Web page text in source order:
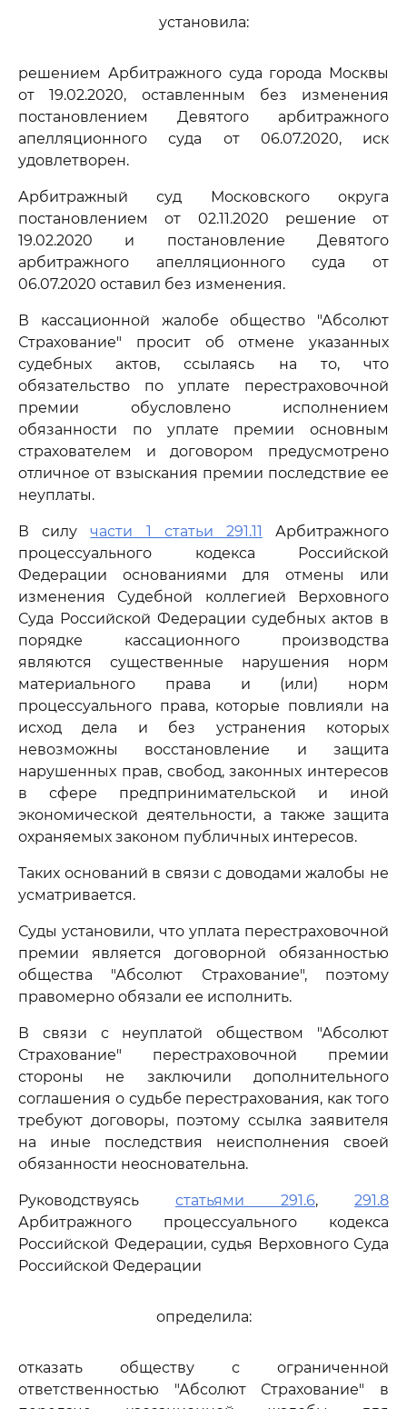
установила:
решением Арбитражного суда города Москвы
от 19.02.2020, оставленным без изменения
постановлением Девятого арбитражного
апелляционного суда от 06.07.2020, иск
удовлетворен.
Арбитражный суд Московского округа
постановлением от 02.11.2020 решение от
19.02.2020 и постановление Девятого
арбитражного апелляционного суда от
06.07.2020 оставил без изменения.
В кассационной жалобе общество "Абсолют
Страхование" просит об отмене указанных
судебных актов, ссылаясь на то, что
обязательство по уплате перестраховочной
премии обусловлено исполнением
обязанности по уплате премии основным
страхователем и договором предусмотрено
отличное от взыскания премии последствие ее
неуплаты.
В силучасти 1 статьи 291.11 Арбитражного
процессуального кодекса Российской
Федерации основаниями для отмены или
изменения Судебной коллегией Верховного
Суда Российской Федерации судебных актов в
порядке кассационного производства
являются существенные нарушения норм
материального права и (или) норм
процессуального права, которые повлияли на
исход дела и без устранения которых
невозможны восстановление и защита
нарушенных прав, свобод, законных интересов
в сфере предпринимательской и иной
экономической деятельности, а также защита
охраняемых законом публичных интересов.
Таких оснований в связи с доводами жалобы не
усматривается.
Суды установили, что уплата перестраховочной
премии является договорной обязанностью
общества "Абсолют Страхование", поэтому
правомерно обязали ее исполнить.
В связи с неуплатой обществом "Абсолют
Страхование" перестраховочной премии
стороны не заключили дополнительного
соглашения о судьбе перестрахования, как того
требуют договоры, поэтому ссылка заявителя
на иные последствия неисполнения своей
обязанности неосновательна.
Руководствуясь статьями 291.6, 291.8
Арбитражного процессуального кодекса
Российской Федерации, судья Верховного Суда
Российской Федерации
определила:
отказать обществу с ограниченной
ответственностью "Абсолют Страхование" в